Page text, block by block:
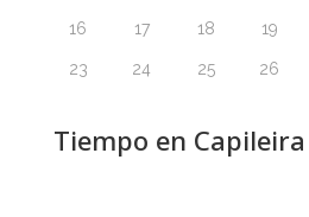
16 17 18 19
23 24 25 26
Tiempo en Capileira